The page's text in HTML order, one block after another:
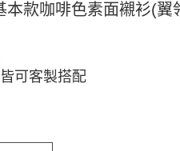
本款咖啡色素面襯衫(翼
可客製搭配